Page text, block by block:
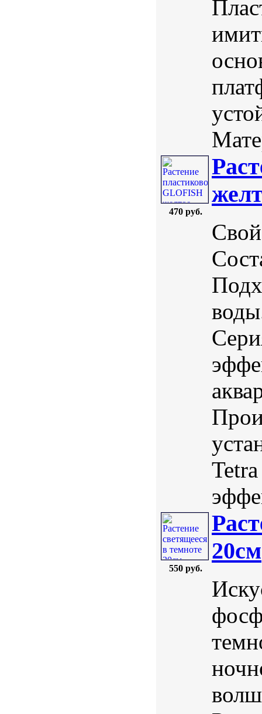
470 руб.
550 руб.
20см